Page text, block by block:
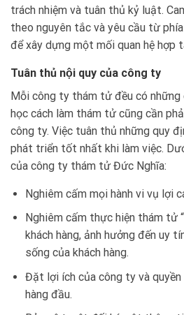
trách nhiệm và tuân thủ kỷ luật.
theo nguyên tắc và yêu cầu từ
để xây dựng một mối quan hệ hợp
Tuân thủ nội quy của công ty
Mỗi công ty thám tử đều có những
học cách làm thám tử cũng cần
công ty. Việc tuân thủ những quy
phát triển tốt nhất khi làm việc.
của công ty thám tử Đức Nghĩa:
Nghiêm cấm mọi hành vi vụ lợi
Nghiêm cấm thực hiện thám tử
khách hàng, ảnh hưởng đến uy
sống của khách hàng.
Đặt lợi ích của công ty và quyền
hàng đầu.